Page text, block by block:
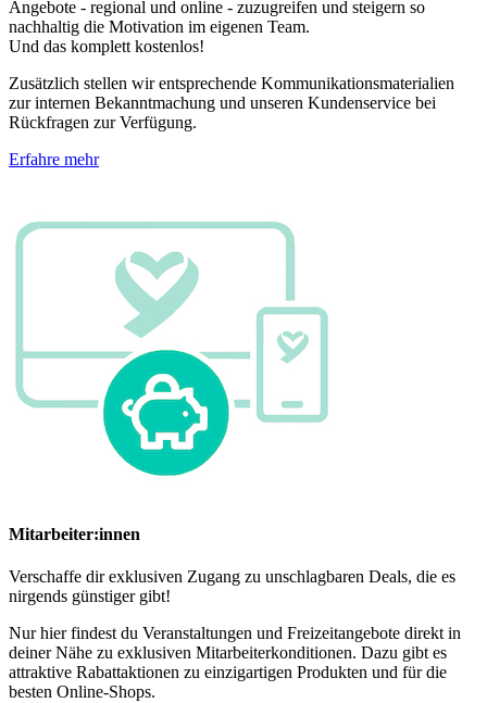
Angebote - regional und online - zuzugreifen und steigern so
nachhaltig die Motivation im eigenen Team.
Und das komplett kostenlos!
Zusätzlich stellen wir entsprechende Kommunikationsmaterialien
zur internen Bekanntmachung und unseren Kundenservice bei
Rückfragen zur Verfügung.
Erfahre mehr
Mitarbeiter:innen
Verschaffe dir exklusiven Zugang zu unschlagbaren Deals, die es
nirgends günstiger gibt!
Nur hier findest du Veranstaltungen und Freizeitangebote direkt in
deiner Nähe zu exklusiven Mitarbeiterkonditionen. Dazu gibt es
attraktive Rabattaktionen zu einzigartigen Produkten und für die
besten Online-Shops.